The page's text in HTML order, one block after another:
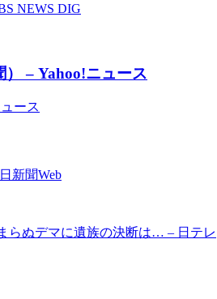
NEWS DIG
– Yahoo!ニュース
ース
新聞Web
らぬデマに遺族の決断は… – 日テレ